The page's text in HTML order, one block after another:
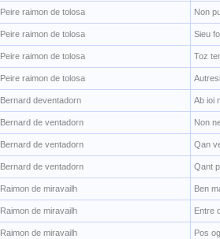
Peire raimon de tolosa Non
Peire raimon de tolosa Sieu
Peire raimon de tolosa Toz
Peire raimon de tolosa
Bernard deventadorn Ab ioi
Bernard de ventadorn Non
Bernard de ventadorn Qan
Bernard de ventadorn Qant
Raimon de miravailh Ben
Raimon de miravailh Entre
Raimon de miravailh Pos